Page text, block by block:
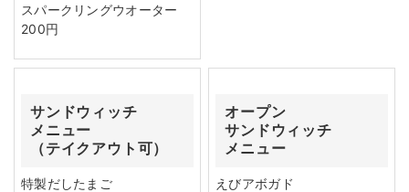
スパークリングウオーター
200円
サンドウィッチ
メニュー
（テイクアウト可）
特製だしたまご
オープン
サンドウィッチ
メニュー
えびアボガド